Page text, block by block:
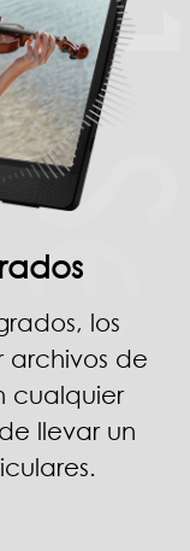
los
archivos de
cualquier
llevar un